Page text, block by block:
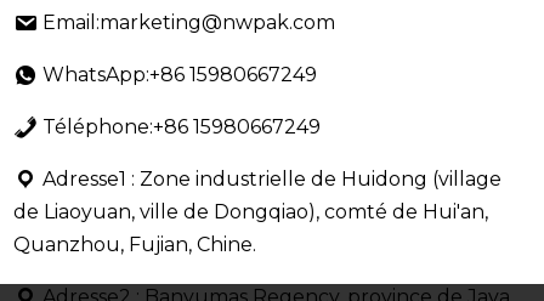
Email:marketing@nwpak.com
WhatsApp:+86 15980667249
Téléphone:+86 15980667249
Adresse1 : Zone industrielle de Huidong (village
de Liaoyuan, ville de Dongqiao), comté de Hui'an,
Quanzhou, Fujian, Chine.